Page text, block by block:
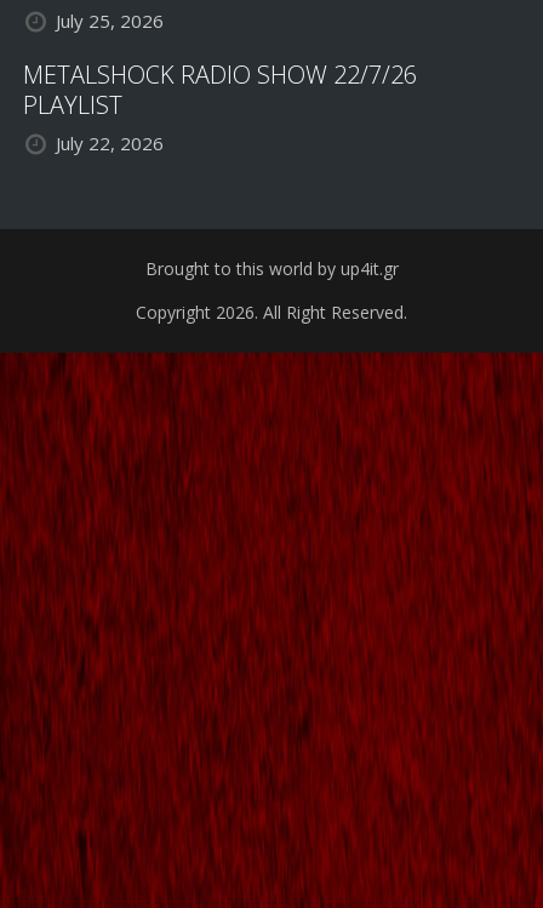
July 25, 2026
METALSHOCK RADIO SHOW 22/7/26
PLAYLIST
July 22, 2026
Brought to this world by up4it.gr
Copyright 2026. All Right Reserved.